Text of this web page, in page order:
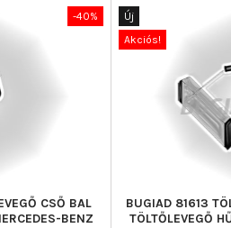
-40%
CSŐ BAL
BENZ
Új
Akciós!
BUGIAD 81613
TÖLTŐLEVEGŐ